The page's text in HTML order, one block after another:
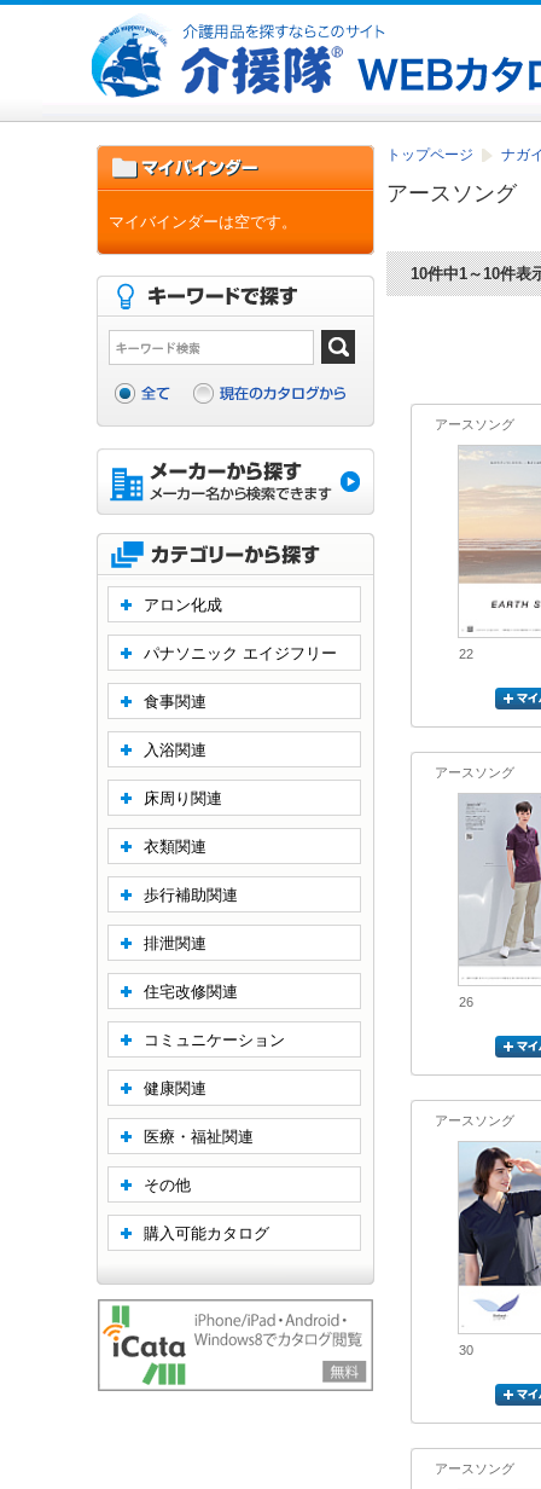
トップページ ナガ
アースソング
10件中1～10件表
アースソング
22
アースソング
26
アースソング
30
アースソング
マイバインダーは空です。
アロン化成
パナソニック エイジフリー
食事関連
入浴関連
床周り関連
衣類関連
歩行補助関連
排泄関連
住宅改修関連
コミュニケーション
健康関連
医療・福祉関連
その他
購入可能カタログ